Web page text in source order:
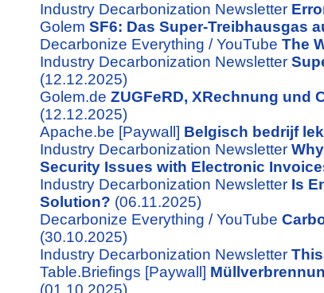
Industry Decarbonization Newsletter
Golem SF6: Das Super-Treibhausgas
Decarbonize Everything / YouTube The
Industry Decarbonization Newsletter
(12.12.2025)
Golem.de ZUGFeRD, XRechnung und
(12.12.2025)
Apache.be [Paywall] Belgisch bedrijf
Industry Decarbonization Newsletter
Security Issues with Electronic
Industry Decarbonization Newsletter Is
Solution? (06.11.2025)
Decarbonize Everything / YouTube
(30.10.2025)
Industry Decarbonization Newsletter
Table.Briefings [Paywall]
(01.10.2025)